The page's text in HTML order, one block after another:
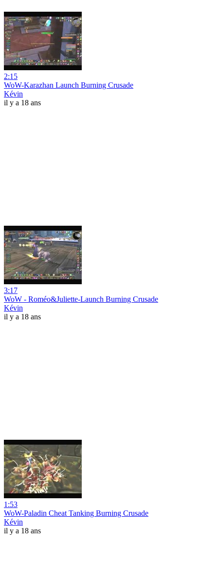
2:15
WoW-Karazhan Launch Burning Crusade
Kévin
il y a 18 ans
3:17
WoW - Roméo&Juliette-Launch Burning Crusade
Kévin
il y a 18 ans
1:53
WoW-Paladin Cheat Tanking Burning Crusade
Kévin
il y a 18 ans